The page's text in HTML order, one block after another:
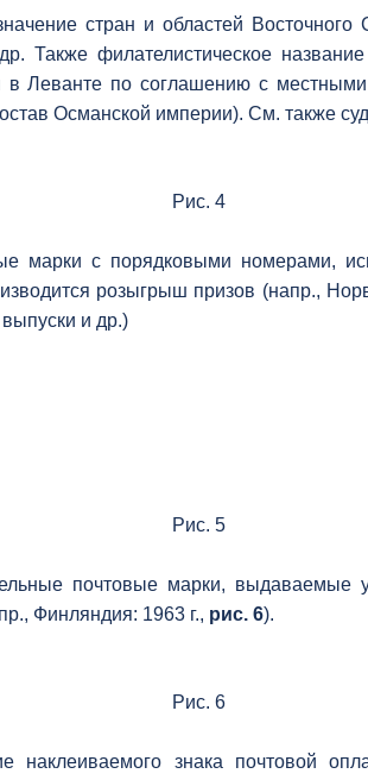
стран и областей
Также филателистическое
в Леванте по соглашению с
Османской империи). См. также
Рис. 4
марки с порядковыми номерами,
розыгрыш призов (напр.,
и др.)
Рис. 5
почтовые марки, выдаваемые
Финляндия: 1963 г., рис. 6).
Рис. 6
наклеиваемого знака почтовой